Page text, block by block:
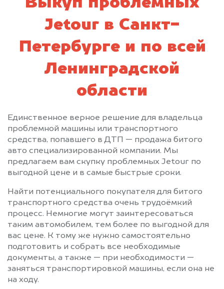
Выкуп проблемных
Jetour в Санкт-
Петербурге и по всей
Ленинградской
области
Единственное верное решение для владельца
проблемной машины или транспортного
средства, попавшего в ДТП — продажа битого
авто специализированной компании. Мы
предлагаем вам скупку проблемных Jetour по
выгодной цене и в самые быстрые сроки.
Найти потенциального покупателя для битого
транспортного средства очень трудоёмкий
процесс. Немногие могут заинтересоваться
таким автомобилем, тем более по выгодной для
вас цене. К тому же нужно самостоятельно
подготовить и собрать все необходимые
документы, а также — при необходимости —
заняться транспортировкой машины, если она не
на ходу.